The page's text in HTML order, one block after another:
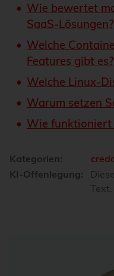
Wie bewertet
SaaS-Lösungen?
Welche
Features gibt es?
Welche Linux-
Warum setzen
Wie funktioniert
Kategorien:
KI-Offenlegung:
Text.